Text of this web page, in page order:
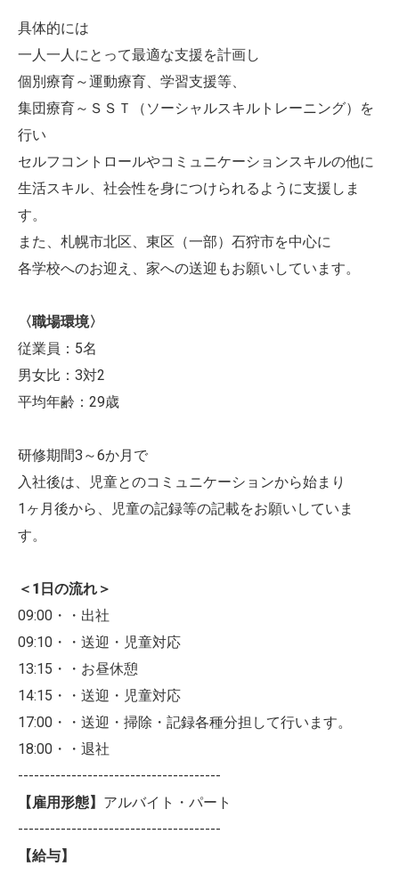
具体的には
一人一人にとって最適な支援を計画し
個別療育～運動療育、学習支援等、
集団療育～ＳＳＴ（ソーシャルスキルトレーニング）を
行い
セルフコントロールやコミュニケーションスキルの他に
生活スキル、社会性を身につけられるように支援しま
す。
また、札幌市北区、東区（一部）石狩市を中心に
各学校へのお迎え、家への送迎もお願いしています。
〈職場環境〉
従業員：5名
男女比：3対2
平均年齢：29歳
研修期間3～6か月で
入社後は、児童とのコミュニケーションから始まり
1ヶ月後から、児童の記録等の記載をお願いしていま
す。
＜1日の流れ＞
09:00・・出社
09:10・・送迎・児童対応
13:15・・お昼休憩
14:15・・送迎・児童対応
17:00・・送迎・掃除・記録各種分担して行います。
18:00・・退社
--------------------------------------
【雇用形態】 アルバイト・パート
--------------------------------------
【給与】